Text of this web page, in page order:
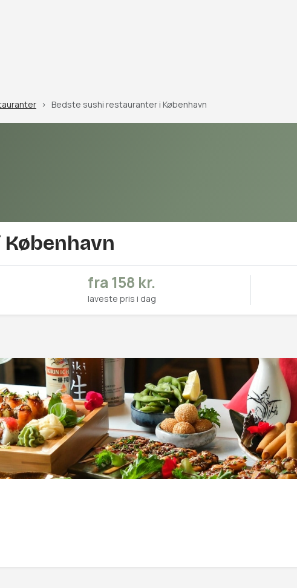
Bedste sushi restauranter i København
fra 158 kr.
laveste pris i dag